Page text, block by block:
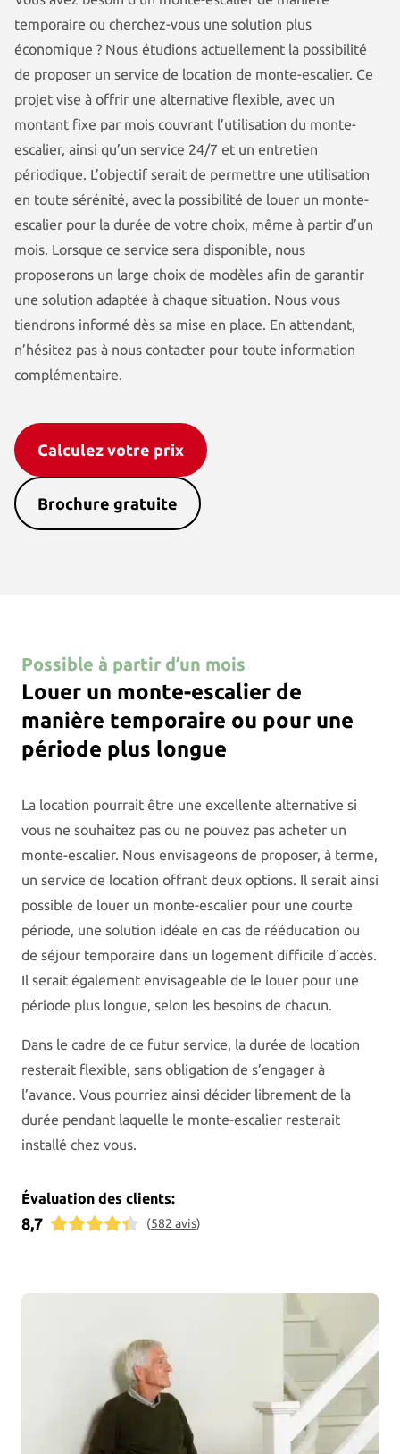
Produits
Otolift Modul-Air Smart
Otolift Two
Otolift Line
temporaire ou cherchez-vous une solution plus
économique ? Nous étudions actuellement la possibilité
de proposer un service de location de monte-escalier. Ce
projet vise à offrir une alternative flexible, avec un
montant fixe par mois couvrant l’utilisation du monte-
escalier, ainsi qu’un service 24/7 et un entretien
périodique. L’objectif serait de permettre une utilisation
en toute sérénité, avec la possibilité de louer un monte-
escalier pour la durée de votre choix, même à partir d’un
mois. Lorsque ce service sera disponible, nous
proposerons un large choix de modèles afin de garantir
une solution adaptée à chaque situation. Nous vous
tiendrons informé dès sa mise en place. En attendant,
n’hésitez pas à nous contacter pour toute information
complémentaire.
Calculez votre prix
Brochure gratuite
Possible à partir d’un mois
Louer un monte-escalier de
manière temporaire ou pour une
période plus longue
La location pourrait être une excellente alternative si
vous ne souhaitez pas ou ne pouvez pas acheter un
monte-escalier. Nous envisageons de proposer, à terme,
un service de location offrant deux options. Il serait ainsi
possible de louer un monte-escalier pour une courte
période, une solution idéale en cas de rééducation ou
de séjour temporaire dans un logement difficile d’accès.
Il serait également envisageable de le louer pour une
période plus longue, selon les besoins de chacun.
Dans le cadre de ce futur service, la durée de location
resterait flexible, sans obligation de s’engager à
l’avance. Vous pourriez ainsi décider librement de la
durée pendant laquelle le monte-escalier resterait
installé chez vous.
Évaluation des clients:
8,7 (582 avis)